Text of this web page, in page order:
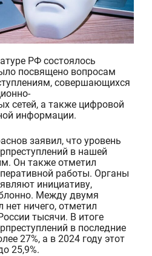
РФ состоялось
посвященовопросам
совершающихся
сетей, а также цифровой
информации.
заявил, что уровень
в нашей
Он также отметил
работы. Органы
инициативу,
Между двумя
ничего, отметил
тысячи. В итоге
в последние
27%, а в 2024 году этот
25,9%.